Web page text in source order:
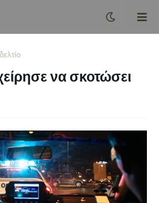
να σκοτώσει